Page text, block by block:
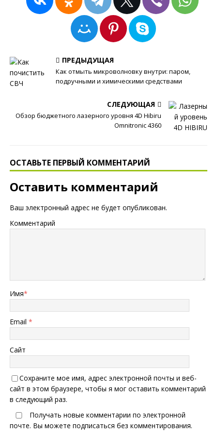
ПРЕДЫДУЩАЯ
Как отмыть микроволновку внутри: паром,
подручными и химическими средствами
СЛЕДУЮЩАЯ
Обзор бюджетного лазерного уровня 4D Hibiru
Omnitronic 4360
ОСТАВЬТЕ ПЕРВЫЙ КОММЕНТАРИЙ
Оставить комментарий
Ваш электронный адрес не будет опубликован.
Комментарий
Имя*
Email *
Сайт
Сохраните мое имя, адрес электронной почты и веб-
сайт в этом браузере, чтобы я мог оставить комментарий
в следующий раз.
Получать новые комментарии по электронной
почте. Вы можете подписаться без комментирования.